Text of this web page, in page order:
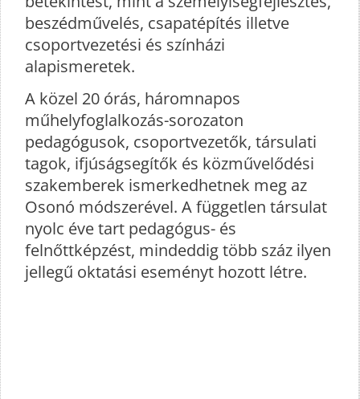
beszédművelés, csapatépítés illetve
csoportvezetési és színházi
alapismeretek.
A közel 20 órás, háromnapos
műhelyfoglalkozás-sorozaton
pedagógusok, csoportvezetők, társulati
tagok, ifjúságsegítők és közművelődési
szakemberek ismerkedhetnek meg az
Osonó módszerével. A független társulat
nyolc éve tart pedagógus- és
felnőttképzést, mindeddig több száz ilyen
jellegű oktatási eseményt hozott létre.